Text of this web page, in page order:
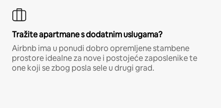
Tražite apartmane s dodatnim uslugama?
Airbnb ima u ponudi dobro opremljene stambene
prostore idealne za nove i postojeće zaposlenike te
one koji se zbog posla sele u drugi grad.